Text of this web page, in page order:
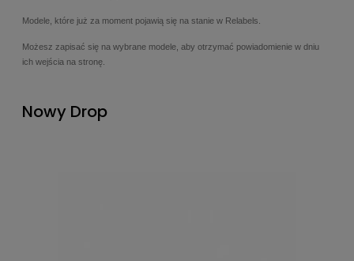
Modele, które już za moment pojawią się na stanie w Relabels.
Możesz zapisać się na wybrane modele, aby otrzymać powiadomienie w dniu
ich wejścia na stronę.
Nowy Drop